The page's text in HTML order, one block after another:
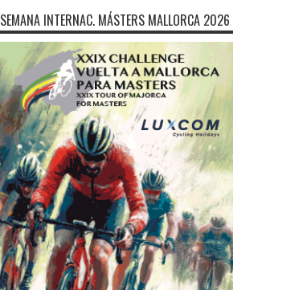
SEMANA INTERNAC. MÁSTERS MALLORCA 2026